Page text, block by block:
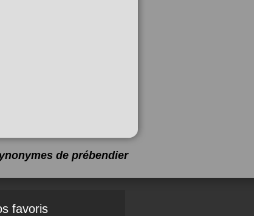
de prébendier
favoris